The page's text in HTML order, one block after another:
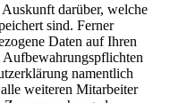
darüber, welche
sind. Ferner
Daten auf Ihren
Aufbewahrungspflichten
namentlich
weiteren Mitarbeiter